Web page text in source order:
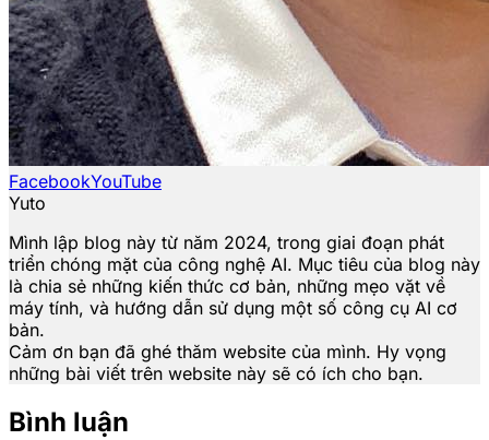
FacebookYouTube
Yuto
Mình lập blog này từ năm 2024, trong giai đoạn phát
triển chóng mặt của công nghệ AI. Mục tiêu của blog này
là chia sẻ những kiến thức cơ bản, những mẹo vặt về
máy tính, và hướng dẫn sử dụng một số công cụ AI cơ
bản.
Cảm ơn bạn đã ghé thăm website của mình. Hy vọng
những bài viết trên website này sẽ có ích cho bạn.
Bình luận